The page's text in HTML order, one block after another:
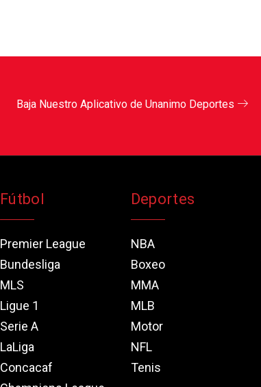
Baja Nuestro Aplicativo de Unanimo Deportes
Fútbol
Premier League
Bundesliga
MLS
Ligue 1
Serie A
LaLiga
Concacaf
Deportes
NBA
Boxeo
MMA
MLB
Motor
NFL
Tenis